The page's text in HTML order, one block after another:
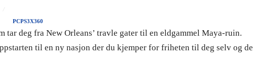
PCPS3X360
tar deg fra New Orleans’ travle gater til en eldgammel Maya-ruin.
til en ny nasjon der du kjemper for friheten til deg selv og de